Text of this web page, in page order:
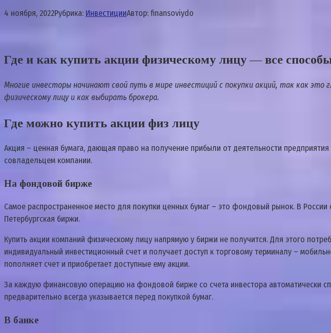
4 ноября, 2022Рубрика: ИнвестицииАвтор: finansoviydo
Где и как купить акции физическому лицу — все
Многие инвесторы начинают свой путь в мире инвестиций с покупки акций, так как
физическому лицу и как выбирать брокера.
Где можно купить акции физ лицу
Акция – ценная бумага, дающая право на получение прибыли от деятельности
совладельцем компании.
На фондовой бирже
Самое распространенное место для покупки ценных бумаг – это фондовый рынок. В
Петербургская биржи.
Купить акции компаний физическому лицу напрямую у биржи не получится. Для этого
индивидуальный инвестиционный счет и получает доступ к торговому терминалу –
пополняет счет и приобретает доступные ему акции.
За каждую финансовую операцию на фондовой бирже со счета инвестора автоматически
предварительно всегда указывается перед покупкой бумаг.
В банке